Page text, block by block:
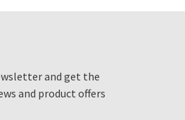
and get the
and product offers